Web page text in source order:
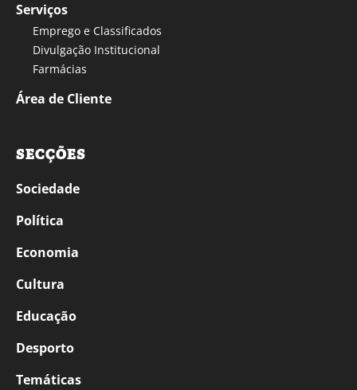
Serviços
Emprego e Classificados
Divulgação Institucional
Farmácias
Área de Cliente
SECÇÕES
Sociedade
Política
Economia
Cultura
Educação
Desporto
Temáticas